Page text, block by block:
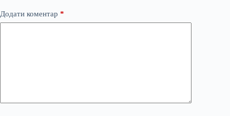
Додати коментар *